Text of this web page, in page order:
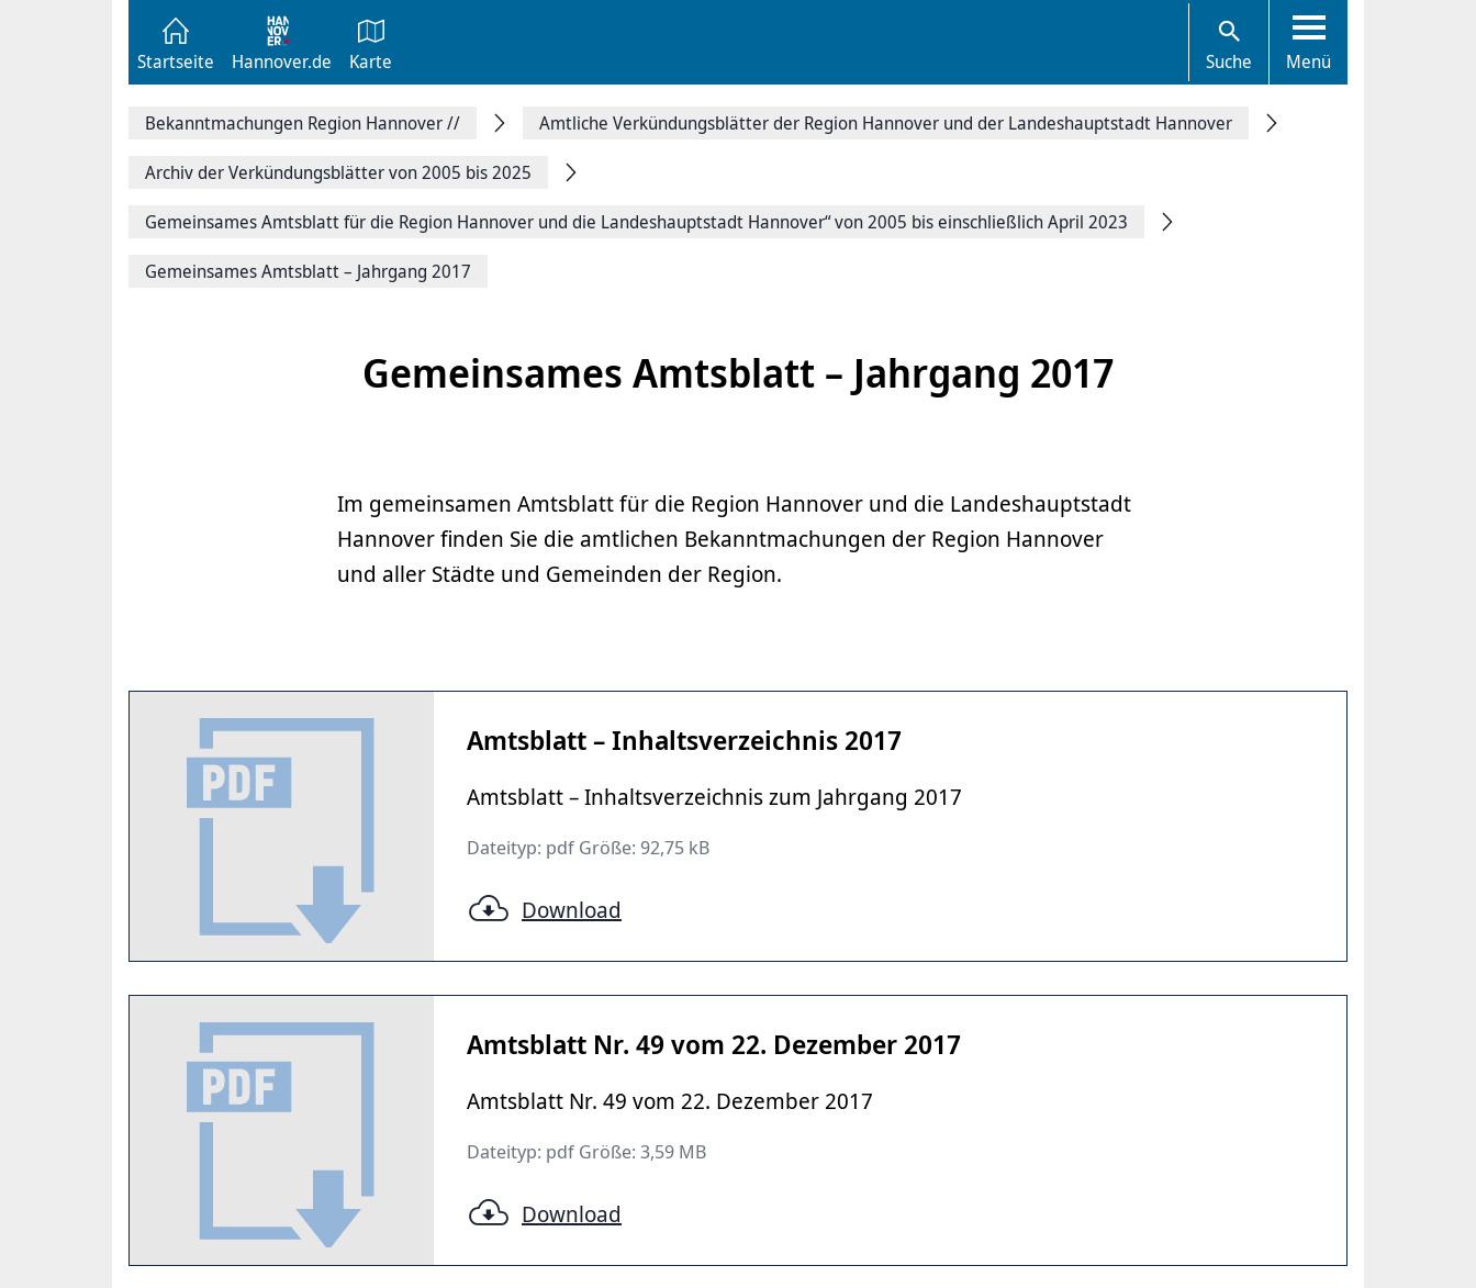
Hauptnavigation
Startseite Hannover.de Karte Suche Menü
Bekanntmachungen Region Hannover// Amtliche Verkündungsblätter der Region Hannover und der Landeshauptstadt Hannover
Archiv der Verkündungsblätter von 2005 bis 2025
Gemeinsames Amtsblatt für die Region Hannover und die Landeshauptstadt Hannover“ von 2005 bis einschließlich April 2023
Gemeinsames Amtsblatt – Jahrgang 2017
Gemeinsames Amtsblatt – Jahrgang 2017
Im gemeinsamen Amtsblatt für die Region Hannover und die Landeshauptstadt
Hannover finden Sie die amtlichen Bekanntmachungen der Region Hannover
und aller Städte und Gemeinden der Region.
Amtsblatt – Inhaltsverzeichnis 2017
Amtsblatt – Inhaltsverzeichnis zum Jahrgang 2017
Dateityp: pdf Größe: 92,75 kB
Download
Amtsblatt Nr. 49 vom 22. Dezember 2017
Amtsblatt Nr. 49 vom 22. Dezember 2017
Dateityp: pdf Größe: 3,59 MB
Download